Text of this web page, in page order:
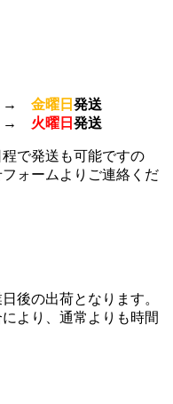
→ 金曜日 発送
→ 火曜日 発送
で発送も可能ですの
ォームよりご連絡くだ
後の出荷となります。
より、通常よりも時間